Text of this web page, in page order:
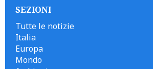
SEZIONI
Tutte le notizie
Italia
Europa
Mondo